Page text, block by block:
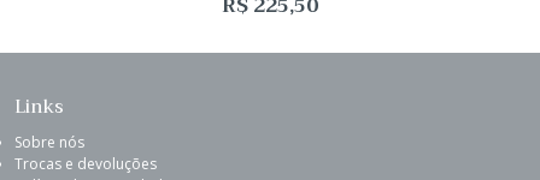
Links
Sobre nós
Trocas e devoluções